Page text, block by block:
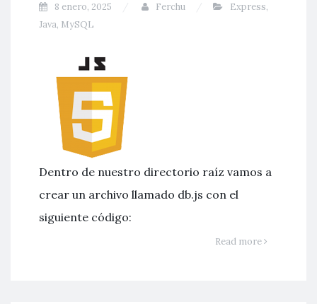
8 enero, 2025 Ferchu Express,
Java, MySQL
Dentro de nuestro directorio raíz vamos a
crear un archivo llamado db.js con el
siguiente código:
Read more